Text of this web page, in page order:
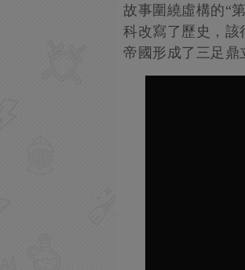
故事圍繞虛構的“
科改寫了歷史，該
帝國形成了三足鼎